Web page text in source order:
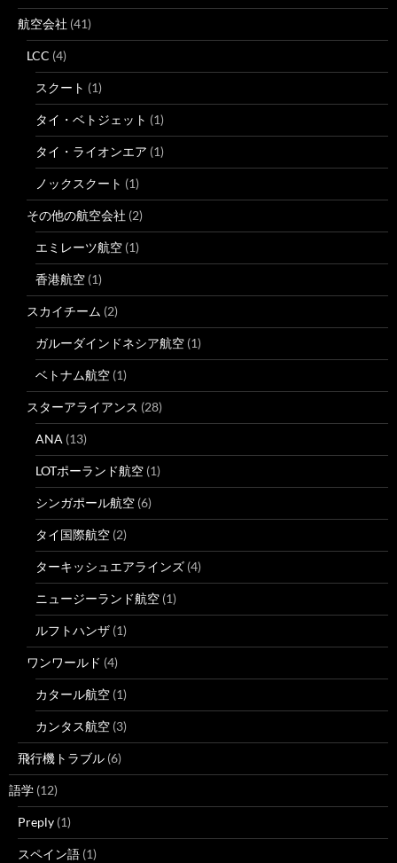
航空会社 (41)
LCC (4)
スクート (1)
タイ・ベトジェット (1)
タイ・ライオンエア (1)
ノックスクート (1)
その他の航空会社 (2)
エミレーツ航空 (1)
香港航空 (1)
スカイチーム (2)
ガルーダインドネシア航空 (1)
ベトナム航空 (1)
スターアライアンス (28)
ANA (13)
LOTポーランド航空 (1)
シンガポール航空 (6)
タイ国際航空 (2)
ターキッシュエアラインズ (4)
ニュージーランド航空 (1)
ルフトハンザ (1)
ワンワールド (4)
カタール航空 (1)
カンタス航空 (3)
飛行機トラブル (6)
語学 (12)
Preply (1)
スペイン語 (1)